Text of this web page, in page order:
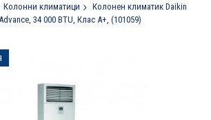
Колонни климатици
Колонен климатик Daikin
34 000 BTU, Клас А+, (101059)